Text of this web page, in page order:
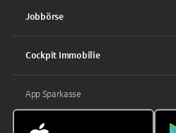
Jobbörse
Cockpit Immobilie
App Sparkasse